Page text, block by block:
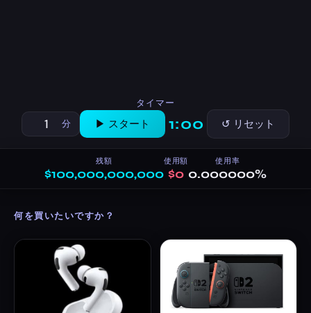
タイマー
分
▶ スタート 1:00 ↺ リセット
残額
$100,000,000,000
使用額
$0
使用率
0.000000%
何を買いたいですか？